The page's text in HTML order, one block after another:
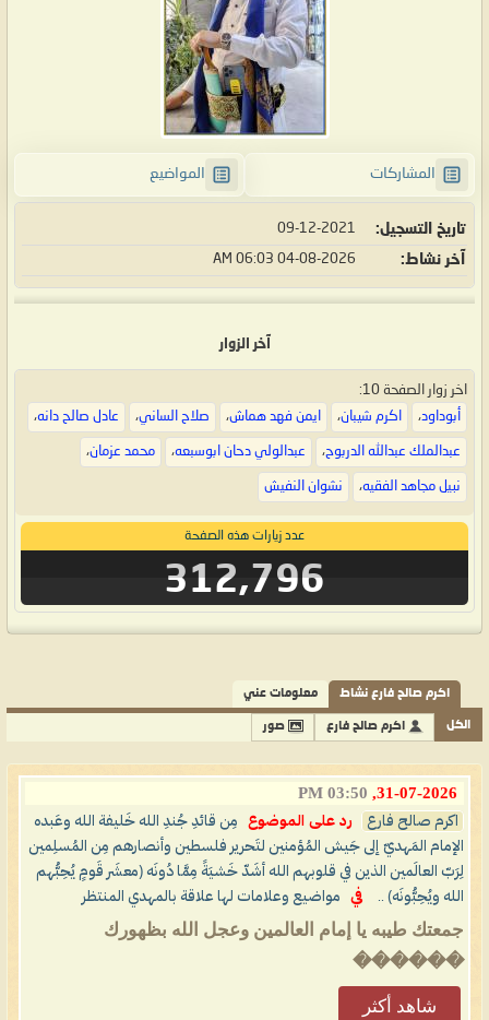
المشاركات المواضيع
تاريخ التسجيل 09-12-2021
آخر نشاط 04-08-2026
06:03 AM
آخر الزوار
اخر زوار الصفحة 10:
أبوداود، اكرم شيبان، ايمن فهد هماش، صلاح الساني، عادل صالح دانه،
عبدالملك عبدالله الدربوح، عبدالولي دحان ابوسبعه، محمد عزمان،
نبيل مجاهد الفقيه، نشوان النفيش
عدد زيارات هذه الصفحة
312,796
اكرم صالح فارع نشاط معلومات عني
الكل اكرم صالح فارع صور
31-07-2026,
03:50 PM
اكرم صالح فارع رد على الموضوع
مِن قائدِ جُندِ الله خَليفة الله وعَبده
الإمام المَهديّ إلى جَيش المُؤمنين لتَحرير فلسطين وأنصارهم مِن المُسلِمين
لِرَبّ العالَمين الذين في قلوبهم الله أشَدّ خَشيَةً مِمَّا دُونَه (معشَر قَومٍ يُحِبُّهم
الله ويُحِبُّونَه) ..
في مواضيع وعلامات لها علاقة بالمهدي المنتظر
جمعتك طيبه يا إمام العالمين وعجل الله بظهورك
������
شاهد أكثر